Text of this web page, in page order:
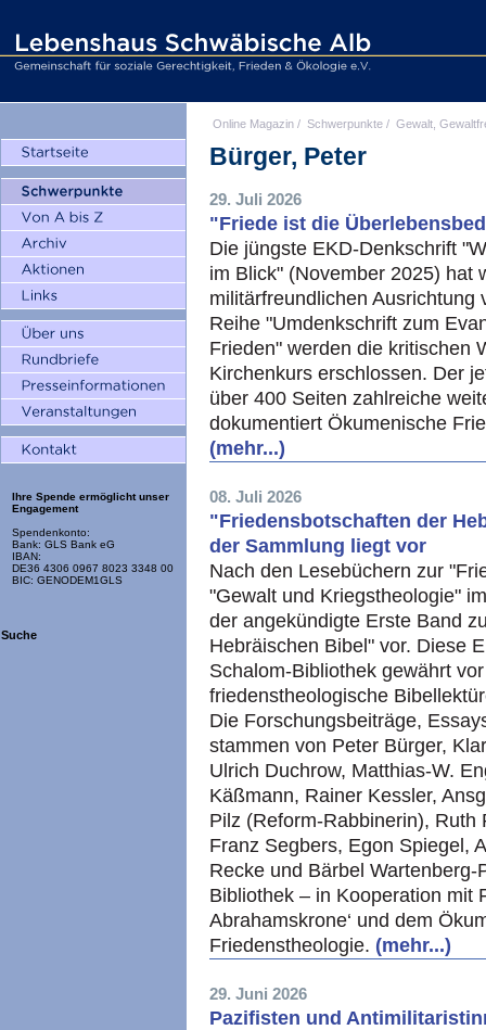
Ihre Spende ermöglicht unser
Engagement
Spendenkonto:
Bank: GLS Bank eG
IBAN:
DE36 4306 0967 8023 3348 00
BIC: GENODEM1GLS
Suche
Online Magazin / Schwerpunkte / Gewalt,
Bürger, Peter
29. Juli 2026
"Friede ist die
Die jüngste EKD-Denkschrift
im Blick" (November 2025) hat
militärfreundlichen
Reihe "Umdenkschrift zum
Frieden" werden die kritischen
Kirchenkurs erschlossen. Der
über 400 Seiten zahlreiche
dokumentiert Ökumenische
(mehr...)
08. Juli 2026
"Friedensbotschaften der
der Sammlung liegt vor
Nach den Lesebüchern zur
"Gewalt und Kriegstheologie"
der angekündigte Erste Band
Hebräischen Bibel" vor. Diese
Schalom-Bibliothek gewährt
friedenstheologische
Die Forschungsbeiträge,
stammen von Peter Bürger,
Ulrich Duchrow, Matthias-W.
Käßmann, Rainer Kessler,
Pilz (Reform-Rabbinerin),
Franz Segbers, Egon Spiegel,
Recke und Bärbel
Bibliothek – in Kooperation mit
Abrahamskrone‘ und dem
Friedenstheologie. (mehr...)
29. Juni 2026
Pazifisten und